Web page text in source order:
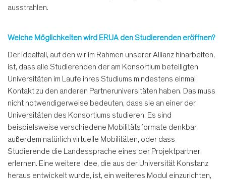
ausstrahlen.
Welche Möglichkeiten wird ERUA den Studierenden eröffnen?
Der Idealfall, auf den wir im Rahmen unserer Allianz hinarbeiten,
ist, dass alle Studierenden der am Konsortium beteiligten
Universitäten im Laufe ihres Studiums mindestens einmal
Kontakt zu den anderen Partneruniversitäten haben. Das muss
nicht notwendigerweise bedeuten, dass sie an einer der
Universitäten des Konsortiums studieren. Es sind
beispielsweise verschiedene Mobilitätsformate denkbar,
außerdem natürlich virtuelle Mobilitäten, oder dass
Studierende die Landessprache eines der Projektpartner
erlernen. Eine weitere Idee, die aus der Universität Konstanz
heraus entwickelt wurde, ist, ein weiteres Modul einzurichten,